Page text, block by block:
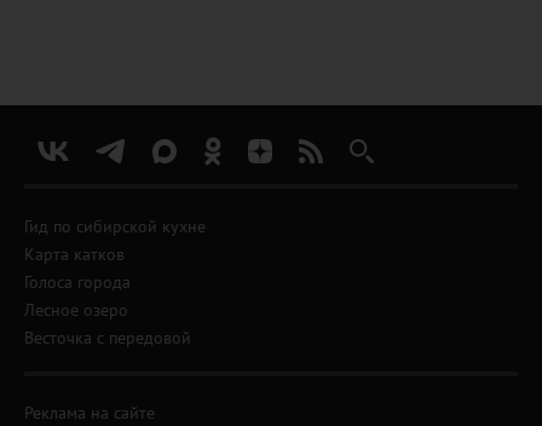
Гид по сибирской кухне
Карта катков
Голоса города
Лесное озеро
Весточка с передовой
Реклама на сайте